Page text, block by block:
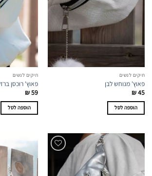
תיקים לנשים
פאוץ' מנוחש לבן
₪45
הוספה לסל
תיקים לנשים
פאוץ' רוכסן
₪59
הוספה לסל